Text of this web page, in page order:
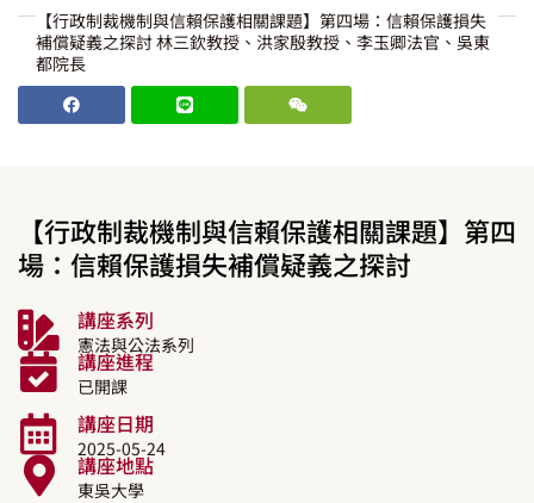
【行政制裁機制與信賴保護相關課題】第四場：信賴保護損失
補償疑義之探討 林三欽教授、洪家殷教授、李玉卿法官、吳東
都院長
【行政制裁機制與信賴保護相關課題】第四
場：信賴保護損失補償疑義之探討
講座系列
憲法與公法系列
講座進程
已開課
講座日期
2025-05-24
講座地點
東吳大學